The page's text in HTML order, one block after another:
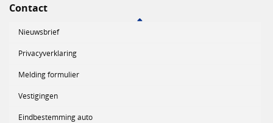
Contact
Nieuwsbrief
Privacyverklaring
Melding formulier
Vestigingen
Eindbestemming auto